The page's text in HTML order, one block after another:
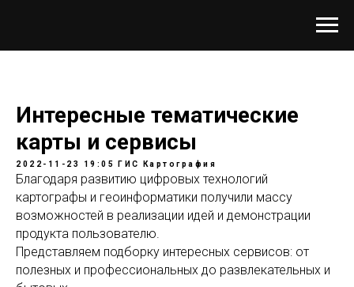
Интересные тематические
карты и сервисы
2022-11-23 19:05 ГИС Картография
Благодаря развитию цифровых технологий
картографы и геоинформатики получили массу
возможностей в реализации идей и демонстрации
продукта пользователю.
Представляем подборку интересных сервисов: от
полезных и профессиональных до развлекательных и